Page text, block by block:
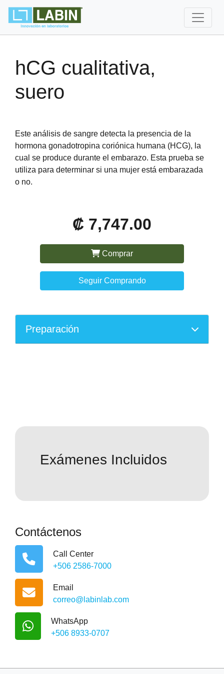
hCG cualitativa,
suero
Este análisis de sangre detecta la presencia de la
hormona gonadotropina coriónica humana (HCG), la
cual se produce durante el embarazo. Esta prueba se
utiliza para determinar si una mujer está embarazada
o no.
₡ 7,747.00
Comprar
Seguir Comprando
Preparación
Exámenes Incluidos
Contáctenos
Call Center
+506 2586-7000
Email
correo@labinlab.com
WhatsApp
+506 8933-0707